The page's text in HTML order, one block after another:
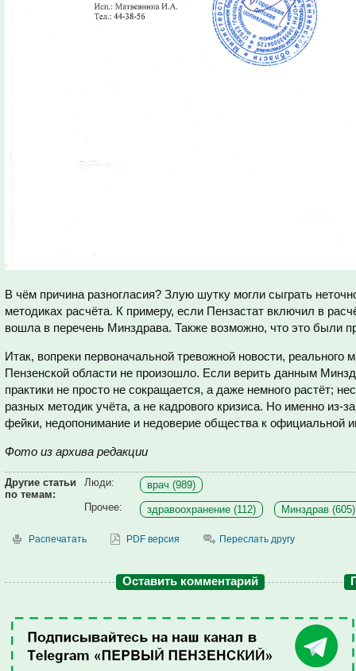
В чём причина разногласия? Злую шутку могли сыграть
методиках расчёта. К примеру, если Пензастат включил в
вошла в перечень Минздрава. Также возможно, что это были
Итак, вопреки первоначальной тревожной новости, реального
Пензенской области не произошло. Если верить данным
практики не просто не сокращается, а даже немного растёт;
разных методик учёта, а не кадрового кризиса. Но именно из-
фейки, недопонимание и недоверие общества к официальной
Фото из архива редакции
Другие статьи
по темам:
Люди:
врач (989)
Прочее:
здравоохранение (112) Минздрав (605)
Распечатать PDF версия Переслать другу
Оставить комментарий